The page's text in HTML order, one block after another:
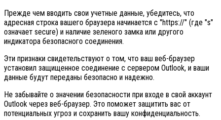
Прежде чем вводить свои учетные данные, убедитесь, что
адресная строка вашего браузера начинается с "https://" (где "s"
означает secure) и наличие зеленого замка или другого
индикатора безопасного соединения.
Эти признаки свидетельствуют о том, что ваш веб-браузер
установил защищенное соединение с сервером Outlook, и ваши
данные будут переданы безопасно и надежно.
Не забывайте о значении безопасности при входе в свой аккаунт
Outlook через веб-браузер. Это поможет защитить вас от
потенциальных угроз и сохранить вашу конфиденциальность.